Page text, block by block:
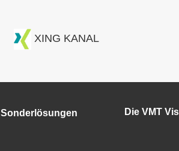
XING KANAL
Sonderlösungen
Die VMT